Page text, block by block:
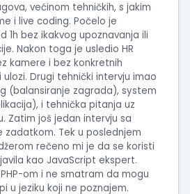
većinom tehničkih, s jakim
i live coding. Počelo je
1h bez ikakvog upoznavanja ili
Nakon toga je usledio HR
kamere i bez konkretnih
Drugi tehnički intervju imao
(balansiranje zagrada), system
i tehnička pitanja uz
Zatim još jedan intervju sa
Tek u poslednjem
rečeno mi je da se koristi
kao JavaScript ekspert.
om i ne smatram da mogu
u jeziku koji ne poznajem.